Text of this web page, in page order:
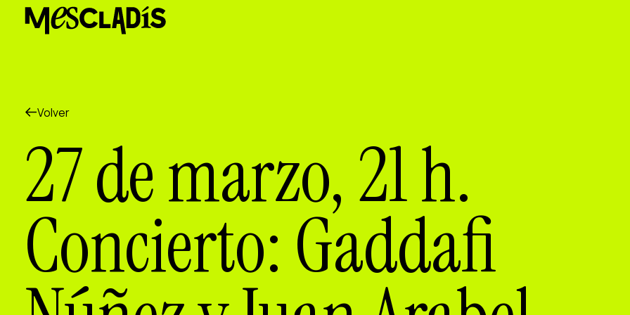
Productora social
Agenda
Nuestros talleres
Contacto
Volver
27 de marzo, 21 h.
Concierto: Gaddafi